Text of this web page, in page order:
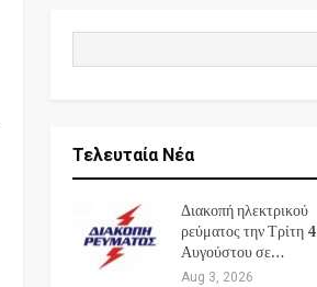
Τελευταία Νέα
Διακοπή ηλεκτρικού
ρεύματος την Τρίτη 4
Αυγούστου σε…
Aug 3, 2026